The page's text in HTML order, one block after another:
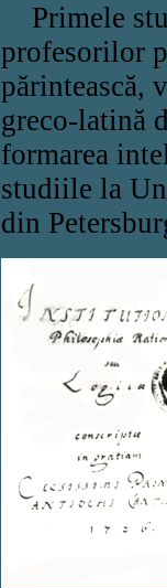
Primele
profesorilor
părintească,
greco-latină
formarea
studiile la
din